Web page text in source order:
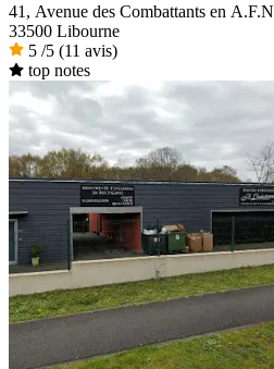
41, Avenue des Combattants en A.F.N
33500 Libourne
5 /5 (11 avis)
top notes